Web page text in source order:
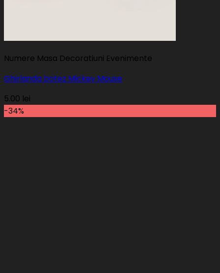
Numere Masa Decoratiuni Evenimente
Ghirlanda botez Mickey Mouse
5.00 lei
-34%